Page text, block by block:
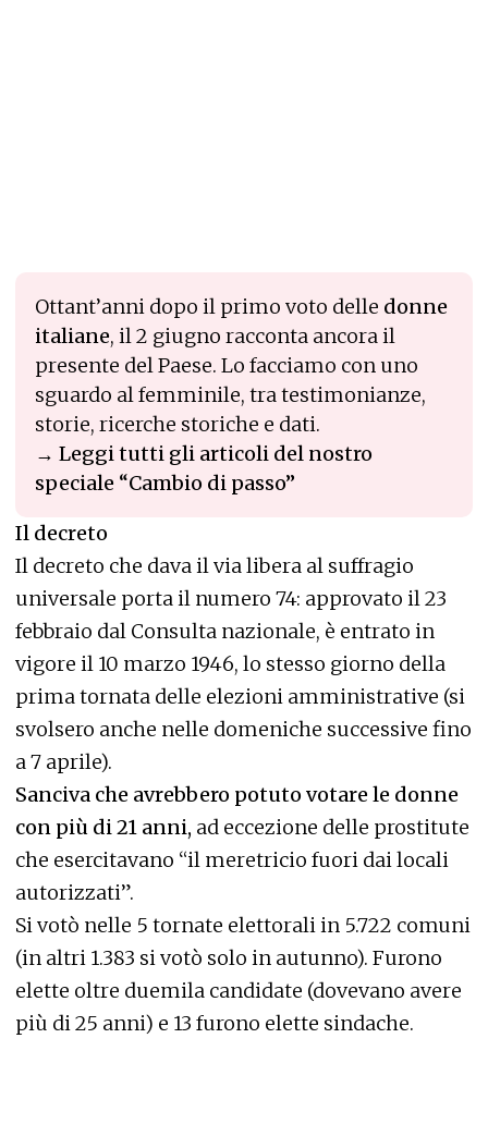
Ottant’anni dopo il primo voto delle donne
italiane, il 2 giugno racconta ancora il
presente del Paese. Lo facciamo con uno
sguardo al femminile, tra testimonianze,
storie, ricerche storiche e dati.
→ Leggi tutti gli articoli del nostro
speciale “Cambio di passo”
Il decreto
Il decreto che dava il via libera al suffragio
universale porta il numero 74: approvato il 23
febbraio dal Consulta nazionale, è entrato in
vigore il 10 marzo 1946, lo stesso giorno della
prima tornata delle elezioni amministrative (si
svolsero anche nelle domeniche successive fino
a 7 aprile).
Sanciva che avrebbero potuto votare le donne
con più di 21 anni, ad eccezione delle prostitute
che esercitavano “il meretricio fuori dai locali
autorizzati”.
Si votò nelle 5 tornate elettorali in 5.722 comuni
(in altri 1.383 si votò solo in autunno). Furono
elette oltre duemila candidate (dovevano avere
più di 25 anni) e 13 furono elette sindache.